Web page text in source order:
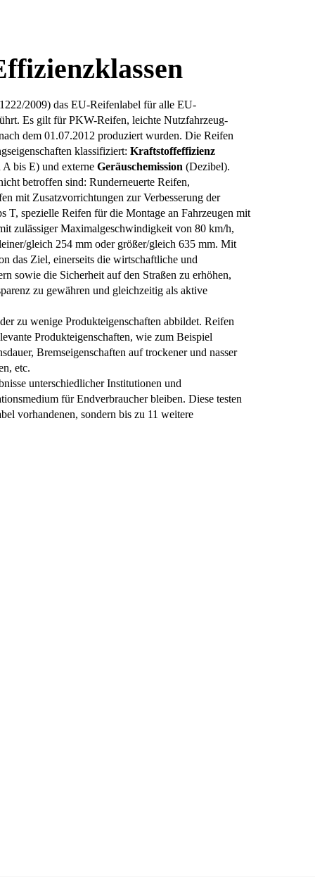
2009) das EU-Reifenlabel für alle EU-
Es gilt für PKW-Reifen, leichte Nutzfahrzeug-
dem 01.07.2012 produziert wurden. Die Reifen
klassifiziert:Kraftstoffeffizienz
A bis E) und externeGeräuschemission (Dezibel).
betroffen sind: Runderneuerte Reifen,
mit Zusatzvorrichtungen zur Verbesserung der
spezielle Reifen für die Montage an Fahrzeugen mit
zulässiger Maximalgeschwindigkeit von 80 km/h,
gleich 254 mm oder größer/gleich 635 mm. Mit
das Ziel, einerseits die wirtschaftliche und
sowie die Sicherheit auf den Straßen zu erhöhen,
zu gewähren und gleichzeitig als aktive
zu wenige Produkteigenschaften abbildet. Reifen
Produkteigenschaften, wie zum Beispiel
Bremseigenschaften auf trockener und nasser
etc.
unterschiedlicher Institutionen und
für Endverbraucher bleiben. Diese testen
vorhandenen, sondern bis zu 11 weitere